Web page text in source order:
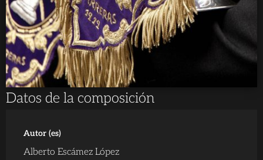
Datos de la composición
Autor (es)
Alberto Escámez López